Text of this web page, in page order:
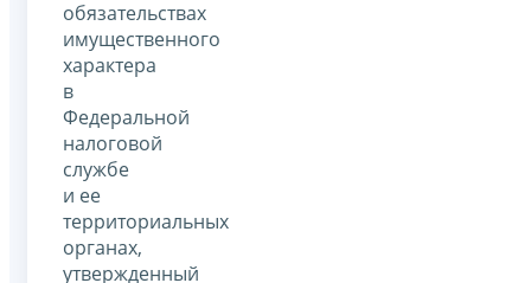
обязательствах
имущественного
характера
в
Федеральной
налоговой
службе
и ее
территориальных
органах,
утвержденный